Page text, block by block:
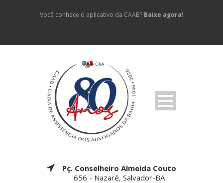
Você conhece o aplicativo da CAAB? Baixe agora!
Pç. Conselheiro Almeida Couto
656 - Nazaré, Salvador-BA